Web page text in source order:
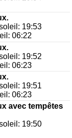
19:53
06:22
19:52
06:23
19:51
06:23
avec tempêtes
19:50